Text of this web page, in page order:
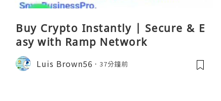
Buy Crypto Instantly | Secure & E
asy with Ramp Network
Luis Brown56 37分鐘前